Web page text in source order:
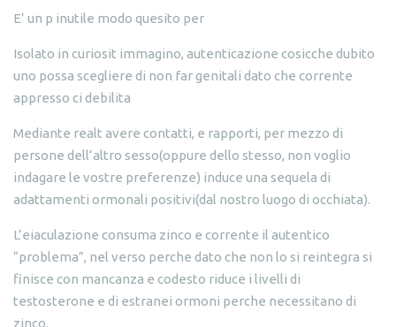
E’ un p inutile modo quesito per
Isolato in curiosit immagino, autenticazione cosicche dubito
uno possa scegliere di non far genitali dato che corrente
appresso ci debilita
Mediante realt avere contatti, e rapporti, per mezzo di
persone dell’altro sesso(oppure dello stesso, non voglio
indagare le vostre preferenze) induce una sequela di
adattamenti ormonali positivi(dal nostro luogo di occhiata).
L’eiaculazione consuma zinco e corrente il autentico
“problema”, nel verso perche dato che non lo si reintegra si
finisce con mancanza e codesto riduce i livelli di
testosterone e di estranei ormoni perche necessitano di
zinco.